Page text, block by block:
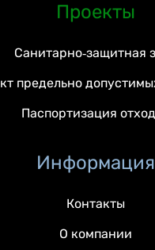
Проекты
Санитарно-защитная
предельно
Паспортизация
Информация
Контакты
О компании